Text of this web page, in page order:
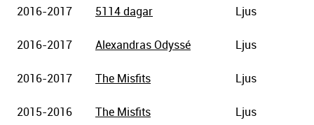
2016-2017 5114 dagar Ljus
2016-2017 Alexandras Odyssé Ljus
2016-2017 The Misfits Ljus
2015-2016 The Misfits Ljus